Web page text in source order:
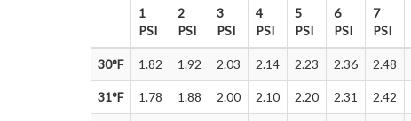
1
PSI
2
PSI
3
PSI
4
PSI
5
PSI
6
PSI
7
PSI
1
2
3
4
5
6
7
30°F 1.82 1.92 2.03 2.14 2.23 2.36 2.48
31°F 1.78 1.88 2.00 2.10 2.20 2.31 2.42